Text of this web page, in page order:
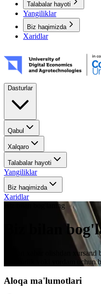
Talabalar hayoti
Yangiliklar
Biz haqimizda
Xaridlar
Dasturlar
Qabul
Xalqaro
Talabalar hayoti
Yangiliklar
Biz haqimizda
Xaridlar
Biz bilan bog'laning
Biz bilan
Sizdan xabar olishdan
hamkorlik yoki yordam uchun
Aloqa ma'lumotlari